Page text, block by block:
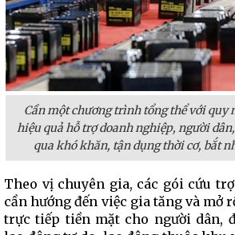
Cần một chương trình tổng thể với quy
hiệu quả hỗ trợ doanh nghiệp, người
qua khó khăn, tận dụng thời cơ, bắt
Theo vị chuyên gia, các gói cứu
cần hướng đến việc gia tăng và mở
trực tiếp tiền mặt cho người dân,